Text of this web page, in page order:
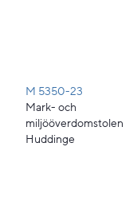
M 5350-23
Mark- och
miljööverdomstolen
Huddinge